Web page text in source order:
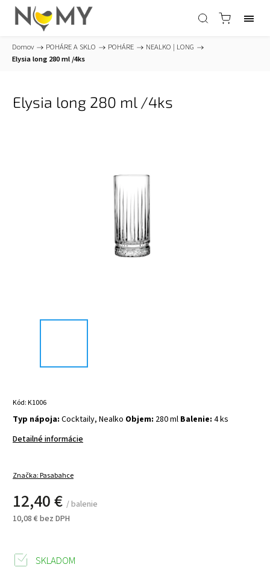
Domov / POHÁRE A SKLO / POHÁRE / NEALKO | LONG /
Elysia long 280 ml /4ks
Elysia long 280 ml /4ks
Kód:K1006
Typ nápoja: Cocktaily, Nealko Objem: 280 ml Balenie: 4 ks
Detailné informácie
Značka:Pasabahce
12,40 € / balenie
10,08 € bez DPH
SKLADOM